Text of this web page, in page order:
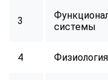
3
системы
4